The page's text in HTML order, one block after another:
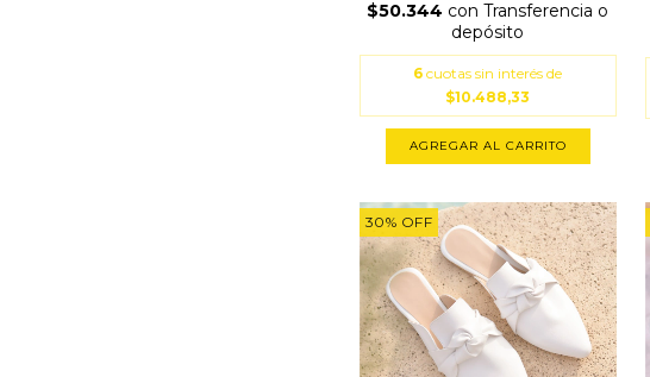
$50.344 con Transferencia o
depósito
6 cuotas sin interés de
$10.488,33
AGREGAR AL CARRITO
30% OFF